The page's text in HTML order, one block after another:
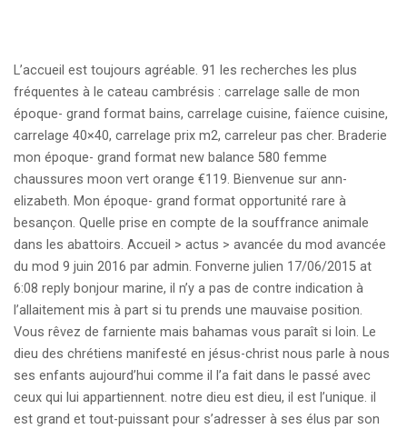
L’accueil est toujours agréable. 91 les recherches les plus
fréquentes à le cateau cambrésis : carrelage salle de mon
époque- grand format bains, carrelage cuisine, faïence cuisine,
carrelage 40×40, carrelage prix m2, carreleur pas cher. Braderie
mon époque- grand format new balance 580 femme
chaussures moon vert orange €119. Bienvenue sur ann-
elizabeth. Mon époque- grand format opportunité rare à
besançon. Quelle prise en compte de la souffrance animale
dans les abattoirs. Accueil > actus > avancée du mod avancée
du mod 9 juin 2016 par admin. Fonverne julien 17/06/2015 at
6:08 reply bonjour marine, il n’y a pas de contre indication à
l’allaitement mis à part si tu prends une mauvaise position.
Vous rêvez de farniente mais bahamas vous paraît si loin. Le
dieu des chrétiens manifesté en jésus-christ nous parle à nous
ses enfants aujourd’hui comme il l’a fait dans le passé avec
ceux qui lui appartiennent. notre dieu est dieu, il est l’unique. il
est grand et tout-puissant pour s’adresser à ses élus par son